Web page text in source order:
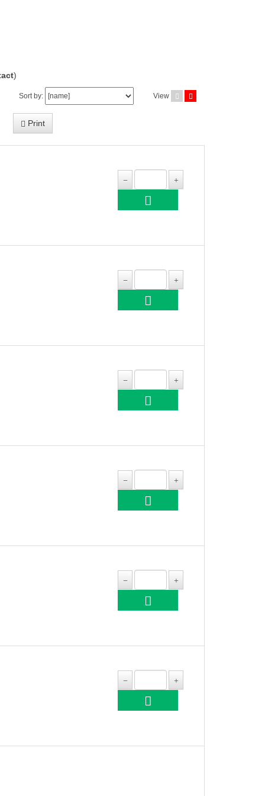
)
Sort by: View
Print